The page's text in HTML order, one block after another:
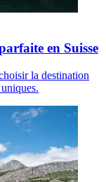
en Suisse
la destination